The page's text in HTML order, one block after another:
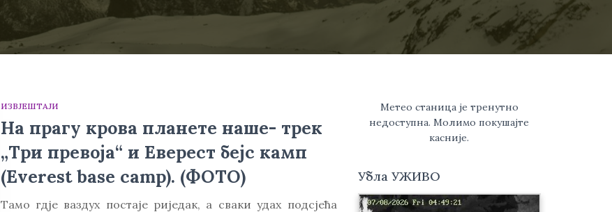
ИЗВЈЕШТАЈИ
На прагу крова планете наше- трек
„Три превоја“ и Еверест бејс камп
(Everest base camp). (ФОТО)
Тамо гдје ваздух постаје риједак, а сваки удах подсјећа
Метео станица је тренутно
недоступна. Молимо покушајте
касније.
Убла УЖИВО